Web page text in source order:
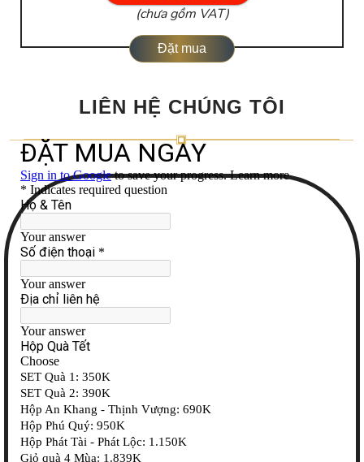
(chưa gồm VAT)
Đặt mua
LIÊN HỆ CHÚNG TÔI